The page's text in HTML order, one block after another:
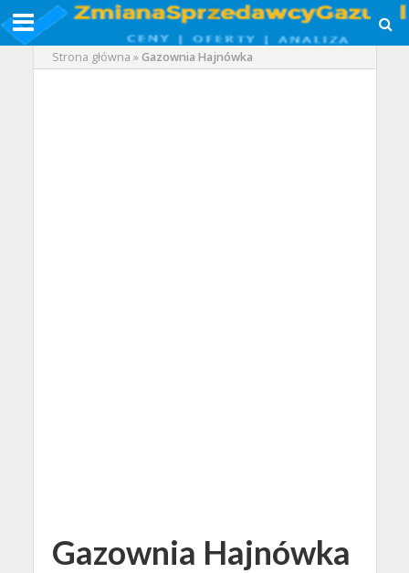
Strona główna »Gazownia Hajnówka
Gazownia Hajnówka